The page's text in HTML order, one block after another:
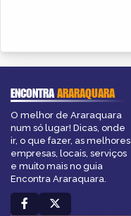
ENCONTRAARARAQUARA
O melhor de Araraquara
num só lugar! Dicas, onde
ir, o que fazer, as melhores
empresas, locais, serviços
e muito mais no guia
Encontra Araraquara.